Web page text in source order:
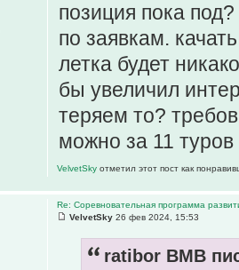
позиция пока под?
по заявкам.
летка будет
бы увеличил
теряем то?
можно за 11
VelvetSky отметил этот пост как
Re: Соревновательная программа
VelvetSky 26 фев 2024, 15:53
ratibor BMB